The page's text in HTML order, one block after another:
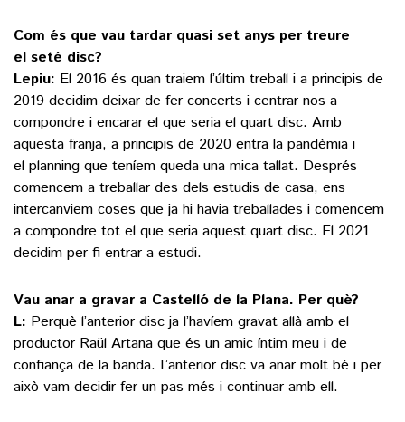
VEURE TOTES
9MAGAZÍN
BLOGOSFERA
Com és que vau tardar quasi set anys per treure
el seté disc?
Lepiu: El 2016 és quan traiem l’últim treball i a principis de
2019 decidim deixar de fer concerts i centrar-nos a
compondre i encarar el que seria el quart disc. Amb
aquesta franja, a principis de 2020 entra la pandèmia i
el planning que teníem queda una mica tallat. Després
comencem a treballar des dels estudis de casa, ens
intercanviem coses que ja hi havia treballades i comencem
a compondre tot el que seria aquest quart disc. El 2021
decidim per fi entrar a estudi.
Vau anar a gravar a Castelló de la Plana. Per què?
L: Perquè l’anterior disc ja l’havíem gravat allà amb el
productor Raül Artana que és un amic íntim meu i de
confiança de la banda. L’anterior disc va anar molt bé i per
això vam decidir fer un pas més i continuar amb ell.